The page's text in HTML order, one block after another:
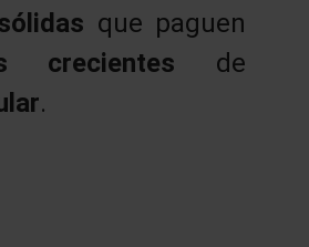
que paguen
crecientes de
.